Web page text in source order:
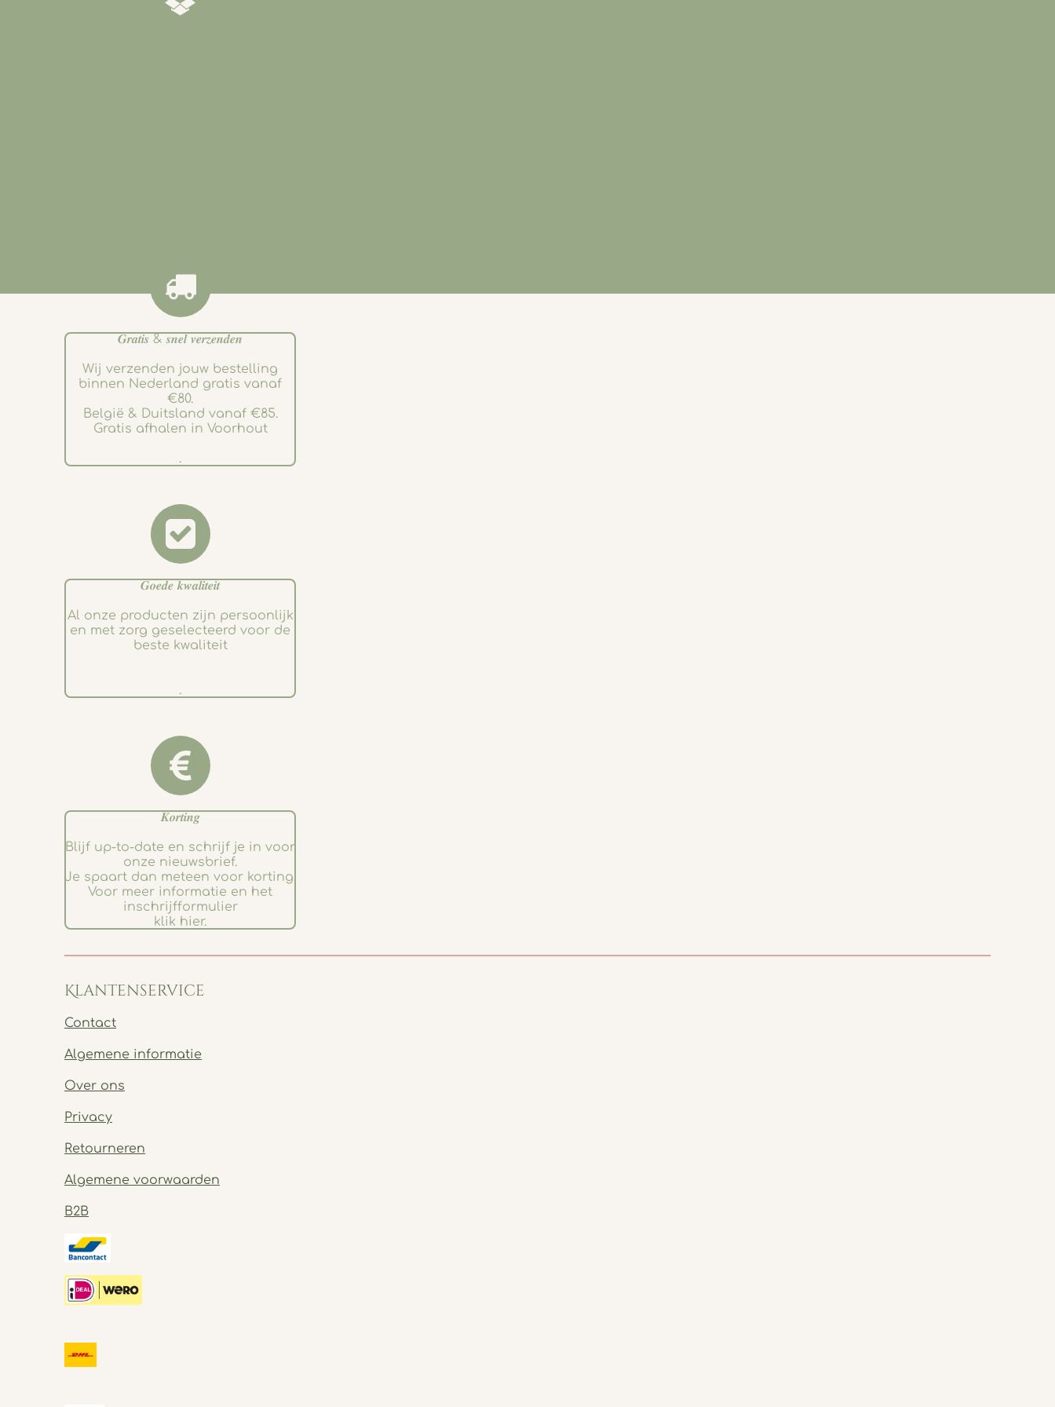
𝑮𝒓𝒂𝒕𝒊𝒔 & 𝒔𝒏𝒆𝒍 𝒗𝒆𝒓𝒛𝒆𝒏𝒅𝒆𝒏
Wij verzenden jouw bestelling
binnen Nederland gratis vanaf
€80.
België & Duitsland vanaf €85.
Gratis afhalen in Voorhout
.
𝑮𝒐𝒆𝒅𝒆 𝒌𝒘𝒂𝒍𝒊𝒕𝒆𝒊𝒕
Al onze producten zijn persoonlijk
en met zorg geselecteerd voor de
beste kwaliteit
.
𝑲𝒐𝒓𝒕𝒊𝒏𝒈
Blijf up-to-date en schrijf je in voor
onze nieuwsbrief.
Je spaart dan meteen voor korting.
Voor meer informatie en het
inschrijfformulier
klik hier.
Klantenservice
Contact
Algemene informatie
Over ons
Privacy
Retourneren
Algemene voorwaarden
B2B